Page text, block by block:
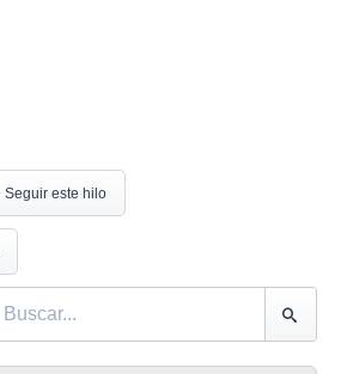
Seguir este hilo